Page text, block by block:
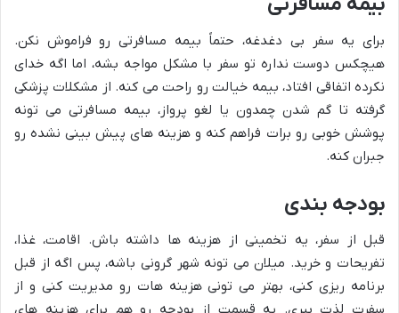
برای یه سفر بی دغدغه، حتماً بیمه مسافرتی رو فراموش نکن.
هیچکس دوست نداره تو سفر با مشکل مواجه بشه، اما اگه خدای
نکرده اتفاقی افتاد، بیمه خیالت رو راحت می کنه. از مشکلات پزشکی
گرفته تا گم شدن چمدون یا لغو پرواز، بیمه مسافرتی می تونه
پوشش خوبی رو برات فراهم کنه و هزینه های پیش بینی نشده رو
جبران کنه.
بودجه بندی
قبل از سفر، یه تخمینی از هزینه ها داشته باش. اقامت، غذا،
تفریحات و خرید. میلان می تونه شهر گرونی باشه، پس اگه از قبل
برنامه ریزی کنی، بهتر می تونی هزینه هات رو مدیریت کنی و از